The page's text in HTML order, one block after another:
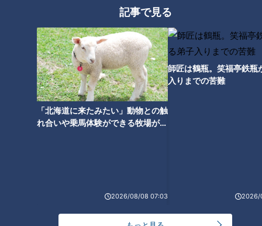
記事で見る
「北海道に来たみたい」動物との触
れ合いや乗馬体験ができる牧場がオ
2026/08/08 07:03
師匠は鶴瓶。笑福亭鉄瓶
入りまでの苦難
2026/
ＭＶＰセットアッパー浅尾コーチへの想い
「サンデードラゴンズ」より清水達也投手(C)CBCテレビ